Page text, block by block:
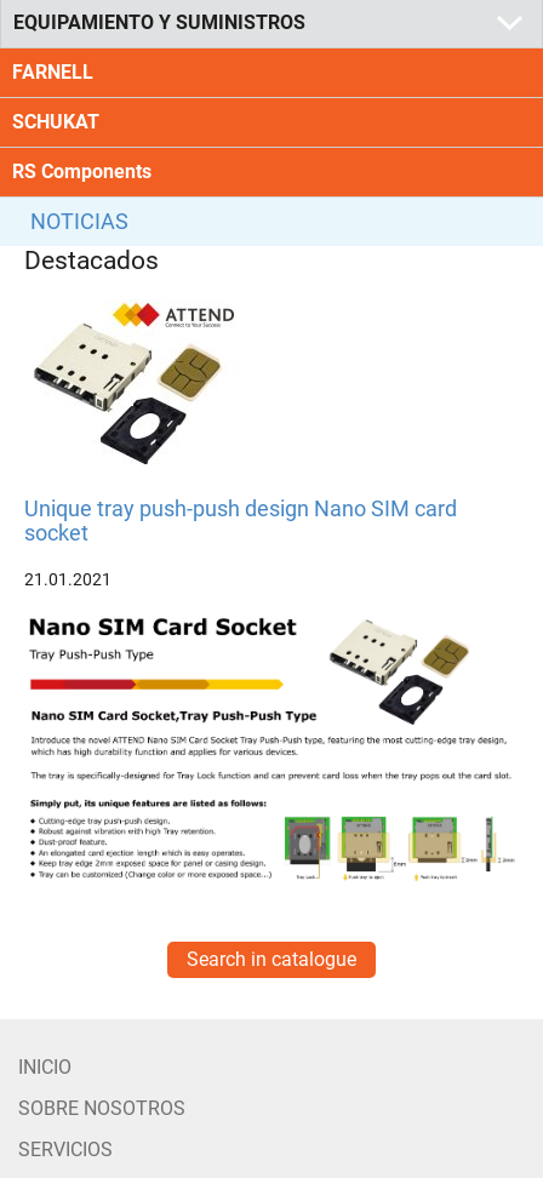
EQUIPAMIENTO Y SUMINISTROS
FARNELL
SCHUKAT
RS Components
NOTICIAS
Destacados
Unique tray push-push design Nano SIM card
socket
21.01.2021
Search in catalogue
INICIO
SOBRE NOSOTROS
SERVICIOS